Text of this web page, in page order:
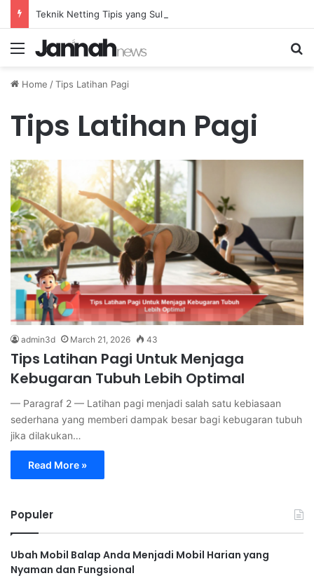
Menu
Home /Tips Latihan Pagi
Tips Latihan Pagi
admin3d March 21, 2026 43
Tips Latihan Pagi Untuk Menjaga
Kebugaran Tubuh Lebih Optimal
— Paragraf 2 — Latihan pagi menjadi salah satu kebiasaan
sederhana yang memberi dampak besar bagi kebugaran tubuh
jika dilakukan…
Read More »
Populer
Ubah Mobil Balap Anda Menjadi Mobil Harian yang
Nyaman dan Fungsional